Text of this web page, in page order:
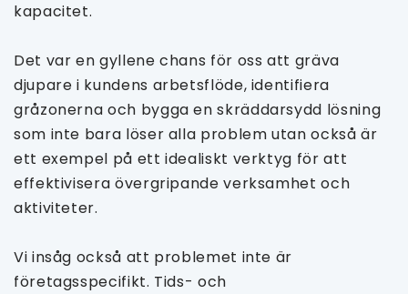
kapacitet.
Det var en gyllene chans för oss att gräva
djupare i kundens arbetsflöde, identifiera
gråzonerna och bygga en skräddarsydd lösning
som inte bara löser alla problem utan också är
ett exempel på ett idealiskt verktyg för att
effektivisera övergripande verksamhet och
aktiviteter.
Vi insåg också att problemet inte är
företagsspecifikt. Tids- och